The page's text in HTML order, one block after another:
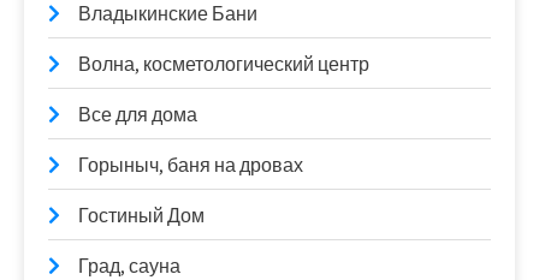
Владыкинские Бани
Волна, косметологический центр
Все для дома
Горыныч, баня на дровах
Гостиный Дом
Град, сауна